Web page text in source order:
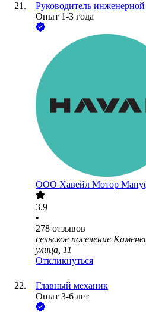
Руководитель
Опыт 1-3 года
ООО Хавейл Мотор
3.9
•
278 отзывов
сельское поселение
улица, 11
Откликнуться
Главный механик
Опыт 3-6 лет